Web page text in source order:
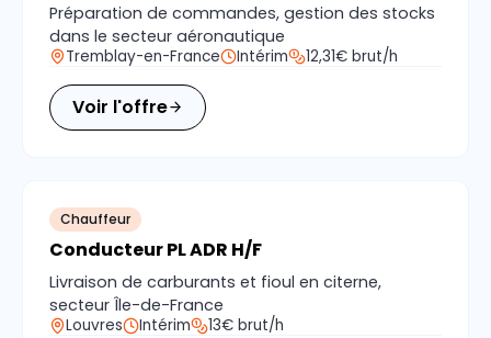
Préparation de commandes, gestion des stocks
dans le secteur aéronautique
Tremblay-en-France Intérim 12,31€ brut/h
Voir l'offre
Chauffeur
Conducteur PL ADR H/F
Livraison de carburants et fioul en citerne,
secteur Île-de-France
Louvres Intérim 13€ brut/h